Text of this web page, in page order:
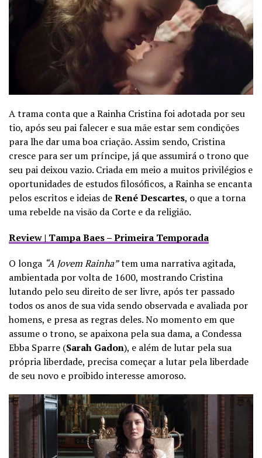
A trama conta que a Rainha Cristina foi adotada por seu
tio, após seu pai falecer e sua mãe estar sem condições
para lhe dar uma boa criação. Assim sendo, Cristina
cresce para ser um príncipe, já que assumirá o trono que
seu pai deixou vazio. Criada em meio a muitos privilégios e
oportunidades de estudos filosóficos, a Rainha se encanta
pelos escritos e ideias deRené Descartes, o que a torna
uma rebelde na visão da Corte e da religião.
Review | Tampa Baes – Primeira Temporada
O longa “A Jovem Rainha”tem uma narrativa agitada,
ambientada por volta de 1600, mostrando Cristina
lutando pelo seu direito de ser livre, após ter passado
todos os anos de sua vida sendo observada e avaliada por
homens, e presa as regras deles. No momento em que
assume o trono, se apaixona pela sua dama, a Condessa
Ebba Sparre (Sarah Gadon), e além de lutar pela sua
própria liberdade, precisa começar a lutar pela liberdade
de seu novo e proibido interesse amoroso.